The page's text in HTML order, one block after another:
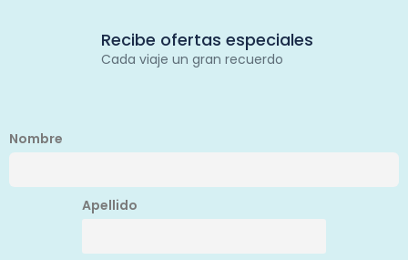
Recibe ofertas especiales
Cada viaje un gran recuerdo
Nombre
Apellido